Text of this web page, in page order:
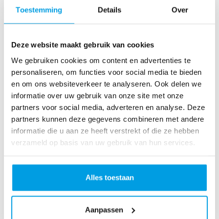
Toestemming Details Over
Deze website maakt gebruik van cookies
We gebruiken cookies om content en advertenties te
personaliseren, om functies voor social media te bieden
en om ons websiteverkeer te analyseren. Ook delen we
informatie over uw gebruik van onze site met onze
partners voor social media, adverteren en analyse. Deze
partners kunnen deze gegevens combineren met andere
informatie die u aan ze heeft verstrekt of die ze hebben
verzameld op basis van uw gebruik van hun services.
Alles toestaan
Aanpassen
as
R
u
n
L
o
ve
Li
fe
R
n
S
n
fo